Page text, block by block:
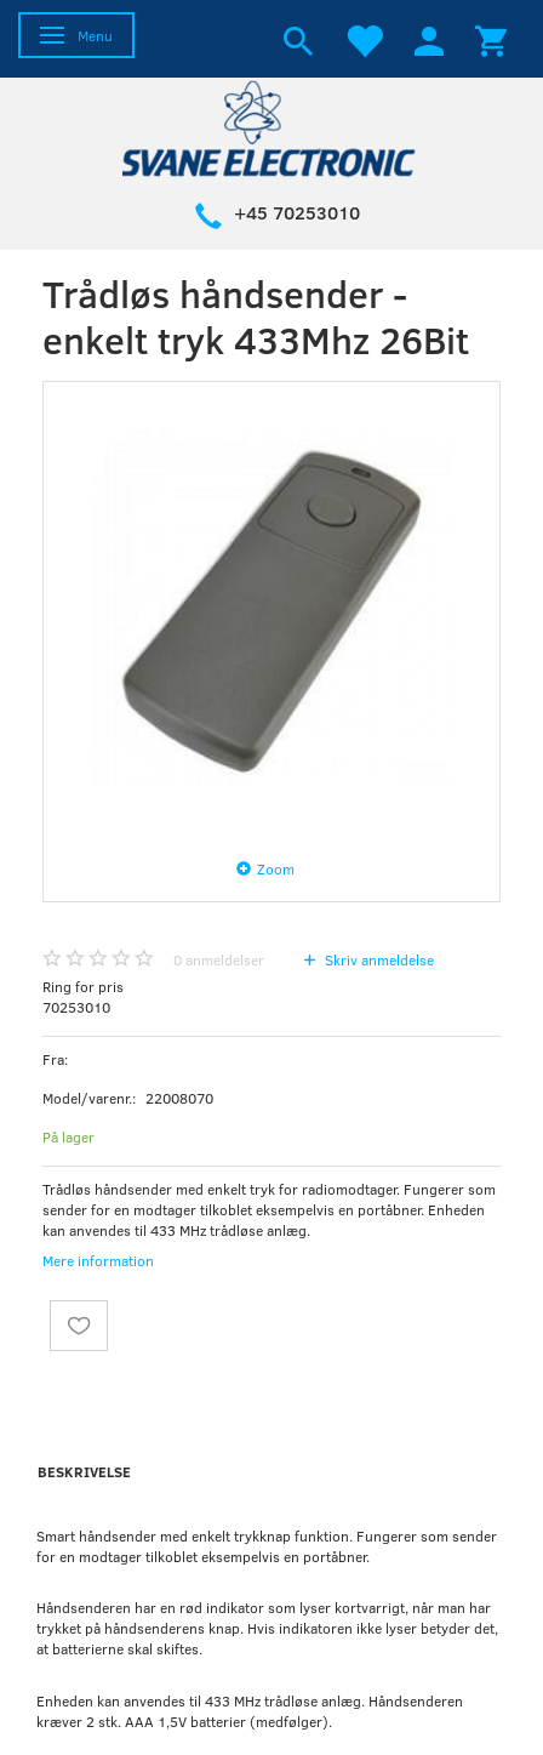
Skifte navigation
Menu
+45 70253010
Trådløs håndsender -
enkelt tryk 433Mhz 26Bit
Zoom
0 anmeldelser
Skriv anmeldelse
Ring for pris
70253010
Fra:
Model/varenr.: 22008070
På lager
Trådløs håndsender med enkelt tryk for radiomodtager. Fungerer som
sender for en modtager tilkoblet eksempelvis en portåbner. Enheden
kan anvendes til 433 MHz trådløse anlæg.
Mere information
BESKRIVELSE
Smart håndsender med enkelt trykknap funktion. Fungerer som sender
for en modtager tilkoblet eksempelvis en portåbner.
Håndsenderen har en rød indikator som lyser kortvarrigt, når man har
trykket på håndsenderens knap. Hvis indikatoren ikke lyser betyder det,
at batterierne skal skiftes.
Enheden kan anvendes til 433 MHz trådløse anlæg. Håndsenderen
kræver 2 stk. AAA 1,5V batterier (medfølger).